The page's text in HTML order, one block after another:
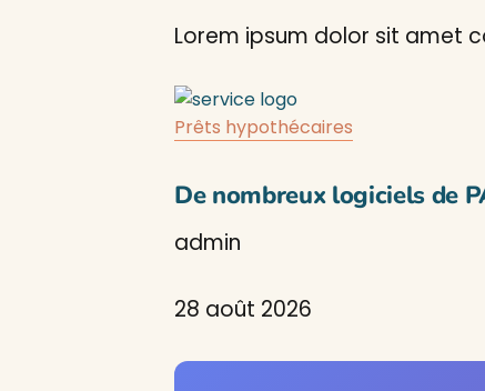
Lorem ipsum dolor sit amet
Prêts hypothécaires
De nombreux logiciels de
admin
28 août 2026